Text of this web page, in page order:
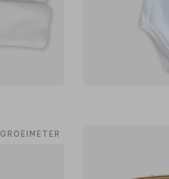
GROEIMETER